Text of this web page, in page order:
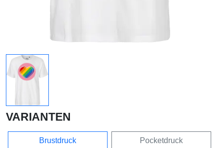
VARIANTEN
Brustdruck Pocketdruck